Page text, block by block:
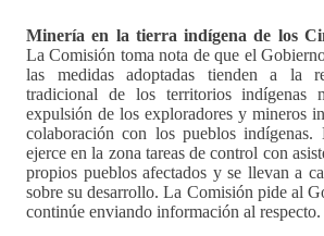
Minería en la tierra indígena de los
La Comisión toma nota de que el
las medidas adoptadas tienden a la
tradicional de los territorios indígenas
expulsión de los exploradores y mineros
colaboración con los pueblos
ejerce en la zona tareas de control con
propios pueblos afectados y se llevan a
sobre su desarrollo. La Comisión pide al
continúe enviando información al respecto.